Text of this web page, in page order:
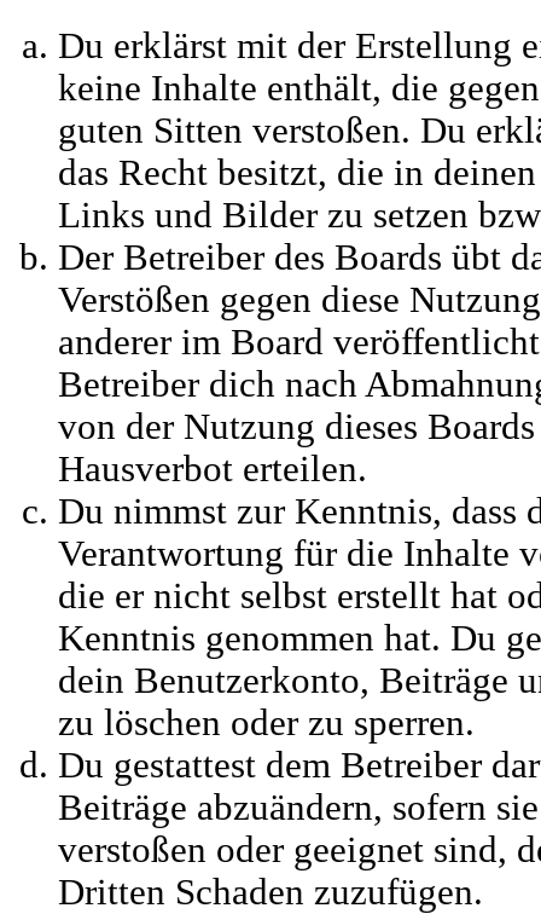
Du erklärst mit der Erstellung
keine Inhalte enthält, die
guten Sitten verstoßen. Du
das Recht besitzt, die in
Links und Bilder zu setzen
Der Betreiber des Boards übt
Verstößen gegen diese
anderer im Board
Betreiber dich nach
von der Nutzung dieses
Hausverbot erteilen.
Du nimmst zur Kenntnis, dass
Verantwortung für die Inhalte
die er nicht selbst erstellt hat
Kenntnis genommen hat. Du
dein Benutzerkonto, Beiträge
zu löschen oder zu sperren.
Du gestattest dem Betreiber
Beiträge abzuändern, sofern
verstoßen oder geeignet sind,
Dritten Schaden zuzufügen.